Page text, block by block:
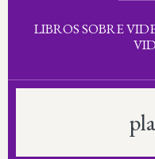
LIBROS SOBRE